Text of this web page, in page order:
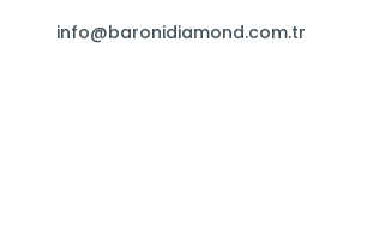
info@baronidiamond.com.tr